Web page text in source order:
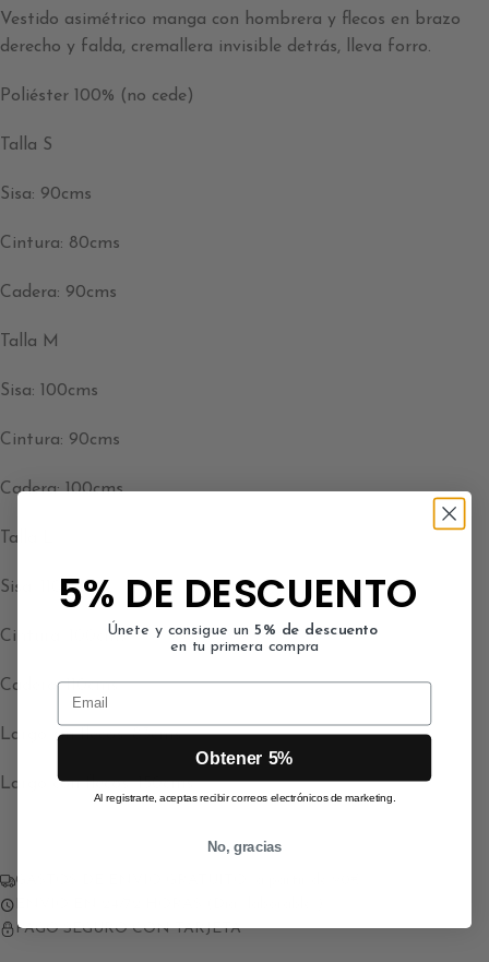
Vestido asimétrico manga con hombrera y flecos en brazo
derecho y falda, cremallera invisible detrás, lleva forro.
Poliéster 100% (no cede)
Talla S
Sisa: 90cms
Cintura: 80cms
Cadera: 90cms
Talla M
Sisa: 100cms
Cintura: 90cms
Cadera: 100cms
Talla L
Sisa: 110cms
Cintura: 100cms
Cadera: 110cms
Largo sin flecos: 83cms
Largo con flecos: 150cms
GASTOS DE ENVÍO GRATUITO a partir de 90€
PAGO SEGURO CON TARJETA
5% DE DESCUENTO
Únete y consigue un 5% de descuento
en tu primera compra
Email
Obtener 5%
Al registrarte, aceptas recibir correos electrónicos de marketing.
No, gracias